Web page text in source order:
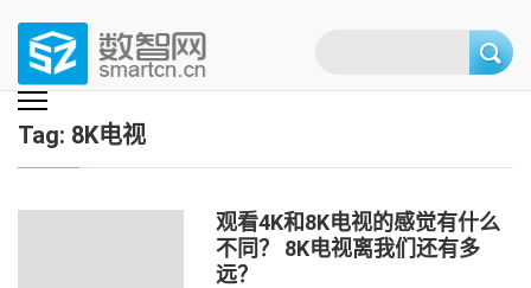
content
(Press
enter)
数智网
智能家居第一资讯门户 | 智能家居系统，智能家居产品，智能家居解决方
案，智能家居技术应用，智能家居行业观点，智能家居项目案例
Tag: 8K电视
观看4K和8K电视的感觉有什么
不同？ 8K电视离我们还有多
远？